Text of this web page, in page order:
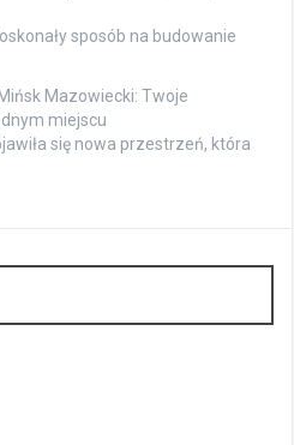
sposób na budowanie
Mazowiecki: Twoje
miejscu
się nowa przestrzeń, która